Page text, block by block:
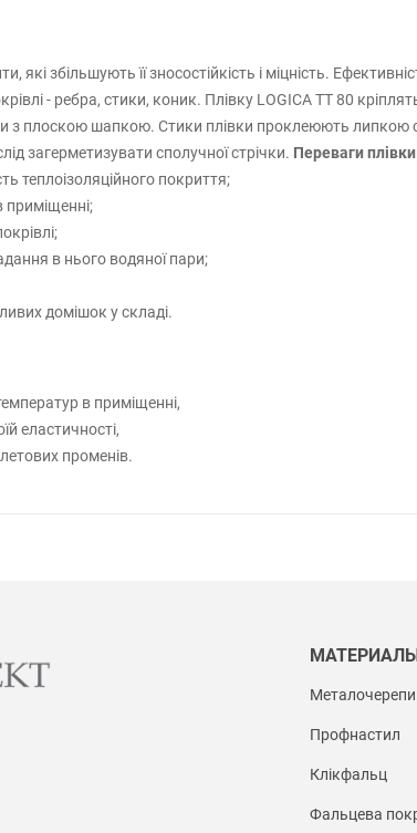
які збільшують її зносостійкість і міцність.
- ребра, стики, коник. Плівку LOGICA TT 80
плоскою шапкою. Стики плівки проклеюють липкою
загерметизувати сполучної стрічки. Переваги плівки
теплоізоляційного покриття;
приміщенні;
в нього водяної пари;
домішок у складі.
в приміщенні,
еластичності,
променів.
Профнастил
Клікфальц
Фальцева